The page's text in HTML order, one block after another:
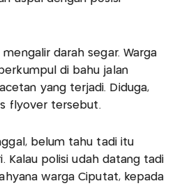
darah segar. Warga
di bahu jalan
yang terjadi. Diduga,
flyover tersebut.
belum tahu tadi itu
Kalau polisi udah datang tadi
warga Ciputat, kepada